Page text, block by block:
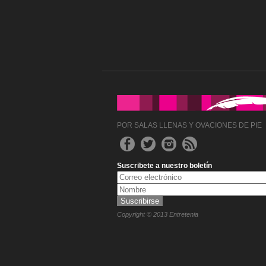
POR SALAS LLENAS Y OVACIONES DE PIE
Suscribete a nuestro boletín
Copyright © 2013 Entretenia